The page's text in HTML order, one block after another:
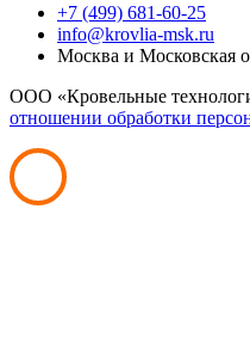
+7 (499) 681-60-25
info@krovlia-msk.ru
Москва и Московская
ООО «Кровельные
отношении обработки